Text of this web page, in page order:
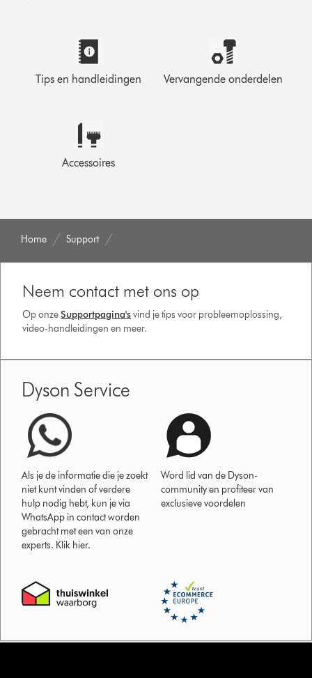
Tips en handleidingen Vervangende onderdelen
Accessoires
Home Support
Neem contact met ons op
Op onzeSupportpagina'svind je tips voor probleemoplossing,
video-handleidingen en meer.
Dyson Service
Als je de informatie die je zoekt
niet kunt vinden of verdere
hulp nodig hebt, kun je via
WhatsApp in contact worden
gebracht met een van onze
experts. Klik hier.
Word lid van de Dyson-
community en profiteer van
exclusieve voordelen